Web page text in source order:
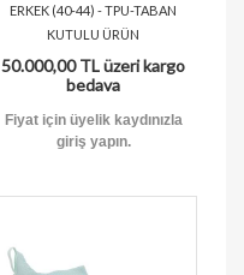
ERKEK (40-44) - TPU-TABAN
KUTULU ÜRÜN
50.000,00 TL üzeri kargo
bedava
Fiyat için üyelik kaydınızla
giriş yapın.